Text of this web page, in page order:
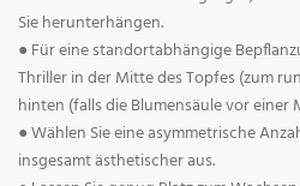
Sie herunterhängen.
● Für eine standortabhängige
Thriller in der Mitte des Topfes (zum
hinten (falls die Blumensäule vor
● Wählen Sie eine asymmetrische
insgesamt ästhetischer aus.